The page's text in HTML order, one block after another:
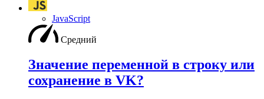
JavaScript
Средний
Значение переменной в строку или
сохранение в VK?